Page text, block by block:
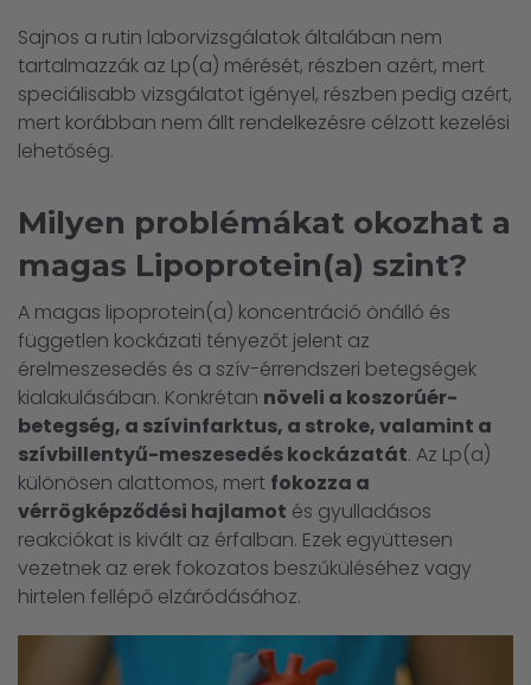
Sajnos a rutin laborvizsgálatok általában nem
tartalmazzák az Lp(a) mérését, részben azért, mert
speciálisabb vizsgálatot igényel, részben pedig azért,
mert korábban nem állt rendelkezésre célzott kezelési
lehetőség.
Milyen problémákat okozhat a
magas Lipoprotein(a) szint?
A magas lipoprotein(a) koncentráció önálló és
független kockázati tényezőt jelent az
érelmeszesedés és a szív-érrendszeri betegségek
kialakulásában. Konkrétan növeli a koszorúér-
betegség, a szívinfarktus, a stroke, valamint a
szívbillentyű-meszesedés kockázatát. Az Lp(a)
különösen alattomos, mert fokozza a
vérrögképződési hajlamot és gyulladásos
reakciókat is kivált az érfalban. Ezek együttesen
vezetnek az erek fokozatos beszűküléséhez vagy
hirtelen fellépő elzáródásához.